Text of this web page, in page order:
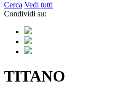
Cerca Vedi tutti
Condividi su:
TITANO